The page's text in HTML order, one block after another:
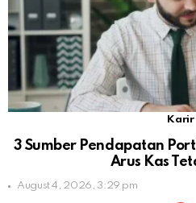
Karir
3 Sumber Pendapatan
Arus Kas
August 4, 2026, 3:29 pm